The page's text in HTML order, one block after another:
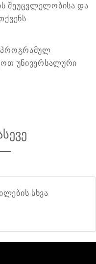
შეუცვლელობისა და
პროგრამულ
უნივერსალური
სხვა